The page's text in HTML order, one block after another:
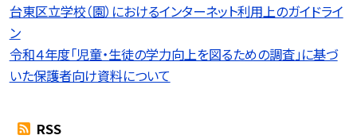
台東区立学校（園）におけるインターネット利用上のガイドライ
ン
令和４年度「児童・生徒の学力向上を図るための調査」に基づ
いた保護者向け資料について
RSS